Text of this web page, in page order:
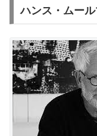
ハンス・ムー